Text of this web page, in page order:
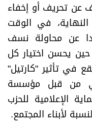
عن تحريف أو إخفاء
في الوقت
عن محاولة نسف
حين يحسن اختيار كل
تأثير "كارتيل"
من قبل مؤسسة
الإعلامية للحزب
لأبناء المجتمع.